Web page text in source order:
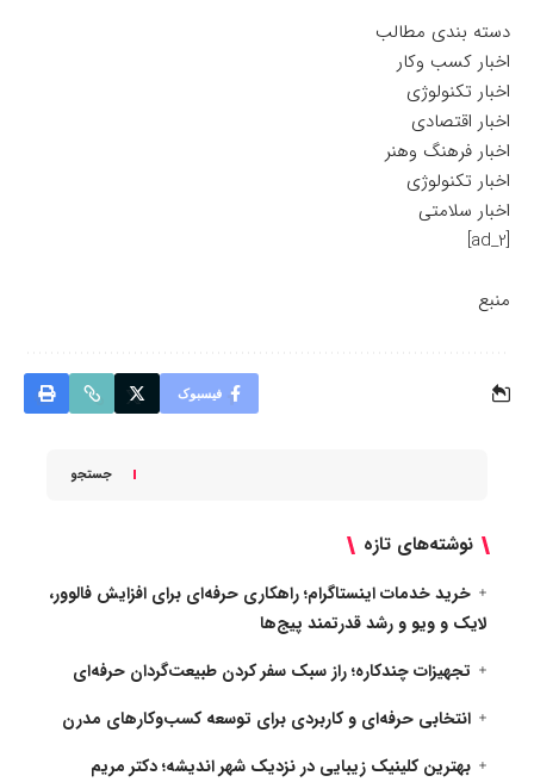
دسته بندی مطالب
اخبار کسب وکار
اخبار تکنولوژی
اخبار اقتصادی
اخبار فرهنگ وهنر
اخبار تکنولوژی
اخبار سلامتی
[ad_2]
منبع
فیسبوک
جستجو
نوشته‌های تازه
خرید خدمات اینستاگرام؛ راهکاری حرفه‌ای برای افزایش فالوور،
لایک و ویو و رشد قدرتمند پیج‌ها
تجهیزات چندکاره؛ راز سبک سفر کردن طبیعت‌گردان حرفه‌ای
انتخابی حرفه‌ای و کاربردی برای توسعه کسب‌وکارهای مدرن
بهترین کلینیک زیبایی در نزدیک شهر اندیشه؛ دکتر مریم